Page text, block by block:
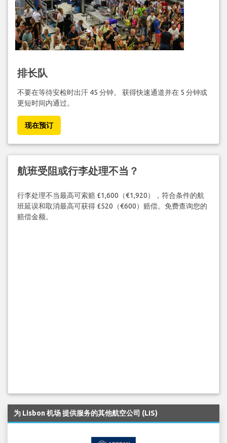
排长队
不要在等待安检时出汗 45 分钟。 获得快速通道并在 5 分钟或
更短时间内通过。
现在预订
航班受阻或行李处理不当？
行李处理不当最高可索赔 £1,600（€1,920），符合条件的航
班延误和取消最高可获得 £520（€600）赔偿。免费查询您的
赔偿金额。
为 Lisbon 机场 提供服务的其他航空公司 (LIS)